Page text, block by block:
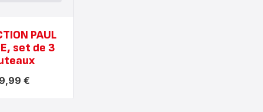
PAUL
set de 3
€